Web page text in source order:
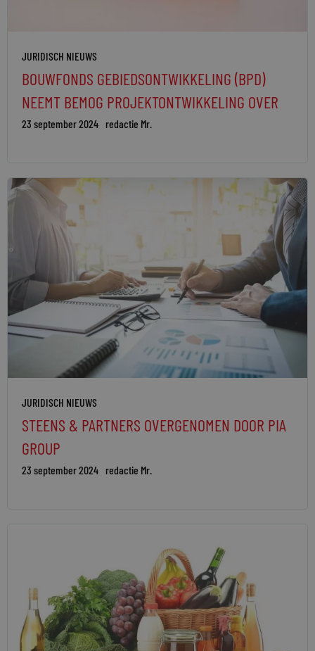
JURIDISCH NIEUWS
BOUWFONDS GEBIEDSONTWIKKELING (BPD)
NEEMT BEMOG PROJEKTONTWIKKELING OVER
23 september 2024 redactie Mr.
JURIDISCH NIEUWS
STEENS & PARTNERS OVERGENOMEN DOOR PIA
GROUP
23 september 2024 redactie Mr.